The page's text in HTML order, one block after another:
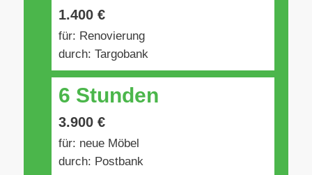
1.400 €
für: Renovierung
durch: Targobank
6 Stunden
3.900 €
für: neue Möbel
durch: Postbank